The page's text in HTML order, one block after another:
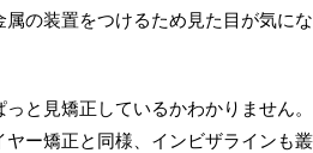
の装置をつけるため見た目が気に
と見矯正しているかわかりません。
ー矯正と同様、インビザラインも